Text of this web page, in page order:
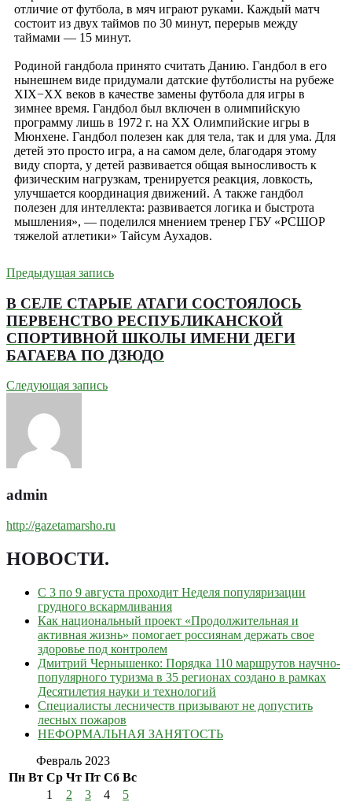
отличие от футбола, в мяч играют руками. Каждый матч
состоит из двух таймов по 30 минут, перерыв между
таймами — 15 минут.
Родиной гандбола принято считать Данию. Гандбол в его
нынешнем виде придумали датские футболисты на рубеже
XIX−XX веков в качестве замены футбола для игры в
зимнее время. Гандбол был включен в олимпийскую
программу лишь в 1972 г. на ХХ Олимпийские игры в
Мюнхене. Гандбол полезен как для тела, так и для ума. Для
детей это просто игра, а на самом деле, благодаря этому
виду спорта, у детей развивается общая выносливость к
физическим нагрузкам, тренируется реакция, ловкость,
улучшается координация движений. А также гандбол
полезен для интеллекта: развивается логика и быстрота
мышления», — поделился мнением тренер ГБУ «РСШОР
тяжелой атлетики» Тайсум Аухадов.
Предыдущая запись
В СЕЛЕ СТАРЫЕ АТАГИ СОСТОЯЛОСЬ
ПЕРВЕНСТВО РЕСПУБЛИКАНСКОЙ
СПОРТИВНОЙ ШКОЛЫ ИМЕНИ ДЕГИ
БАГАЕВА ПО ДЗЮДО
Следующая запись
admin
http://gazetamarsho.ru
НОВОСТИ.
С 3 по 9 августа проходит Неделя популяризации
грудного вскармливания
Как национальный проект «Продолжительная и
активная жизнь» помогает россиянам держать свое
здоровье под контролем
Дмитрий Чернышенко: Порядка 110 маршрутов научно-
популярного туризма в 35 регионах создано в рамках
Десятилетия науки и технологий
Специалисты лесничеств призывают не допустить
лесных пожаров
НЕФОРМАЛЬНАЯ ЗАНЯТОСТЬ
Февраль 2023
Пн Вт Ср Чт Пт Сб Вс
1
2 3 4
5